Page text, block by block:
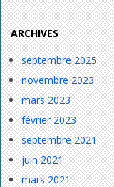
ARCHIVES
septembre 2025
novembre 2023
mars 2023
février 2023
septembre 2021
juin 2021
mars 2021